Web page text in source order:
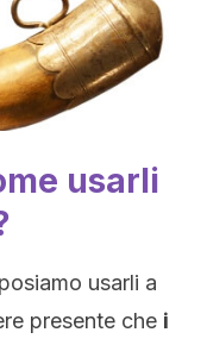
usarli
usarli a
presente che i